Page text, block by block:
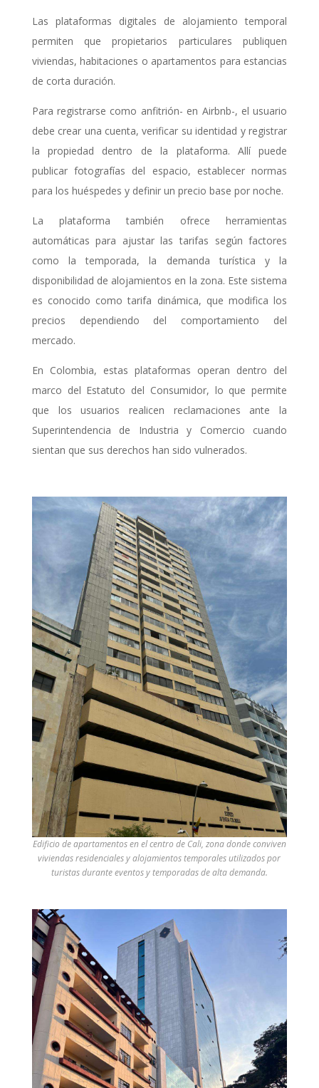
Las plataformas digitales de alojamiento temporal
permiten que propietarios particulares publiquen
viviendas, habitaciones o apartamentos para estancias
de corta duración.
Para registrarse como anfitrión- en Airbnb-, el usuario
debe crear una cuenta, verificar su identidad y registrar
la propiedad dentro de la plataforma. Allí puede
publicar fotografías del espacio, establecer normas
para los huéspedes y definir un precio base por noche.
La plataforma también ofrece herramientas
automáticas para ajustar las tarifas según factores
como la temporada, la demanda turística y la
disponibilidad de alojamientos en la zona. Este sistema
es conocido como tarifa dinámica, que modifica los
precios dependiendo del comportamiento del
mercado.
En Colombia, estas plataformas operan dentro del
marco del Estatuto del Consumidor, lo que permite
que los usuarios realicen reclamaciones ante la
Superintendencia de Industria y Comercio cuando
sientan que sus derechos han sido vulnerados.
Edificio de apartamentos en el centro de Cali, zona donde conviven
viviendas residenciales y alojamientos temporales utilizados por
turistas durante eventos y temporadas de alta demanda.